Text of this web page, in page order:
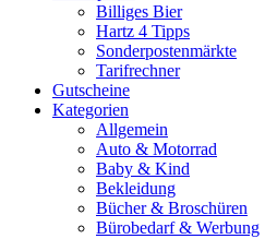
Billiges Bier
Hartz 4 Tipps
Sonderpostenmärkte
Tarifrechner
Gutscheine
Kategorien
Allgemein
Auto & Motorrad
Baby & Kind
Bekleidung
Bücher & Broschüren
Bürobedarf & Werbung